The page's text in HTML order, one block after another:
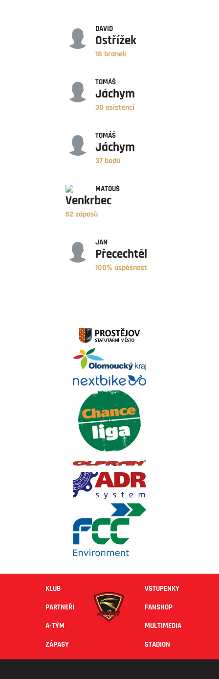
DAVID
Ostřížek
18 branek
TOMÁŠ
Jáchym
30 asistencí
TOMÁŠ
Jáchym
37 bodů
MATOUŠ
Venkrbec
52 zápasů
JAN
Přecechtěl
100% úspěšnost
KLUB
PARTNEŘI
A-TÝM
ZÁPASY
VSTUPENKY
FANSHOP
MULTIMEDIA
STADION